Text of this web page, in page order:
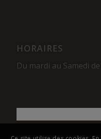
HORAIRES
Du mardi au Samedi